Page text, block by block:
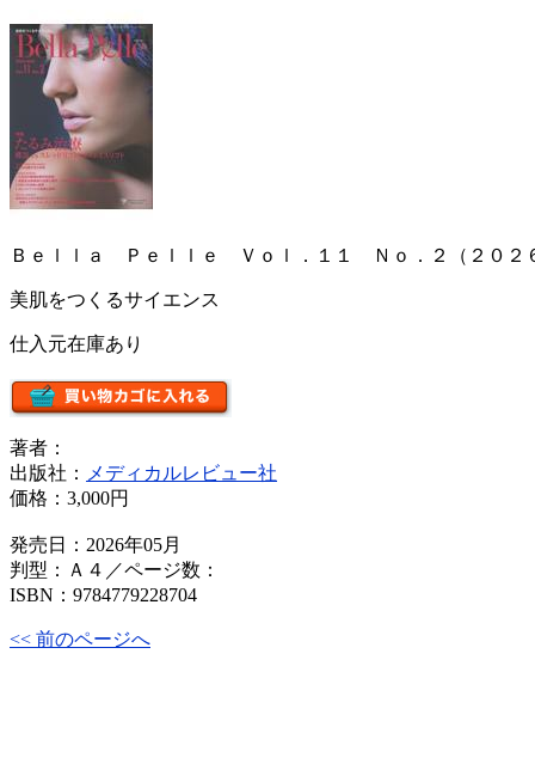
Ｂｅｌｌａ Ｐｅｌｌｅ Ｖｏｌ．１１ Ｎｏ．２（２０
美肌をつくるサイエンス
仕入元在庫あり
著者：
出版社：
メディカルレビュー社
価格： 3,000円
発売日：2026年05月
判型：Ａ４／ページ数：
ISBN：9784779228704
<< 前のページへ